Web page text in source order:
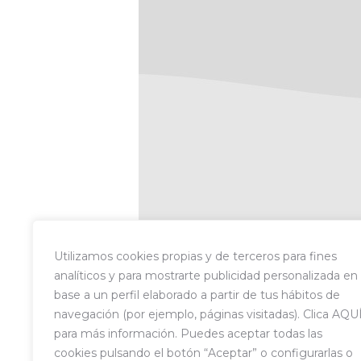
Utilizamos cookies propias y de terceros para fines
analíticos y para mostrarte publicidad personalizada en
base a un perfil elaborado a partir de tus hábitos de
navegación (por ejemplo, páginas visitadas). Clica
para más información. Puedes aceptar todas las
cookies pulsando el botón “Aceptar” o configurarlas o